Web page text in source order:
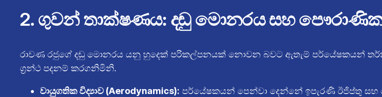
2. ගුවන් තාක්ෂණය: දඬු මොනරය සහ පෞරාණික
රාවණ රජුගේ දඬු මොනරය යනු හුදෙක් පරිකල්පනයක් නොවන බවට ඇතැම් පර්යේෂකයන් තර්ක
ග්‍රන්ථ පදනම් කරගනිමිනි.
වායුගතික විද්‍යාව (Aerodynamics): පර්යේෂකයන් පෙන්වා දෙන්නේ ඉපැරණි ඊජිප්තු සහ